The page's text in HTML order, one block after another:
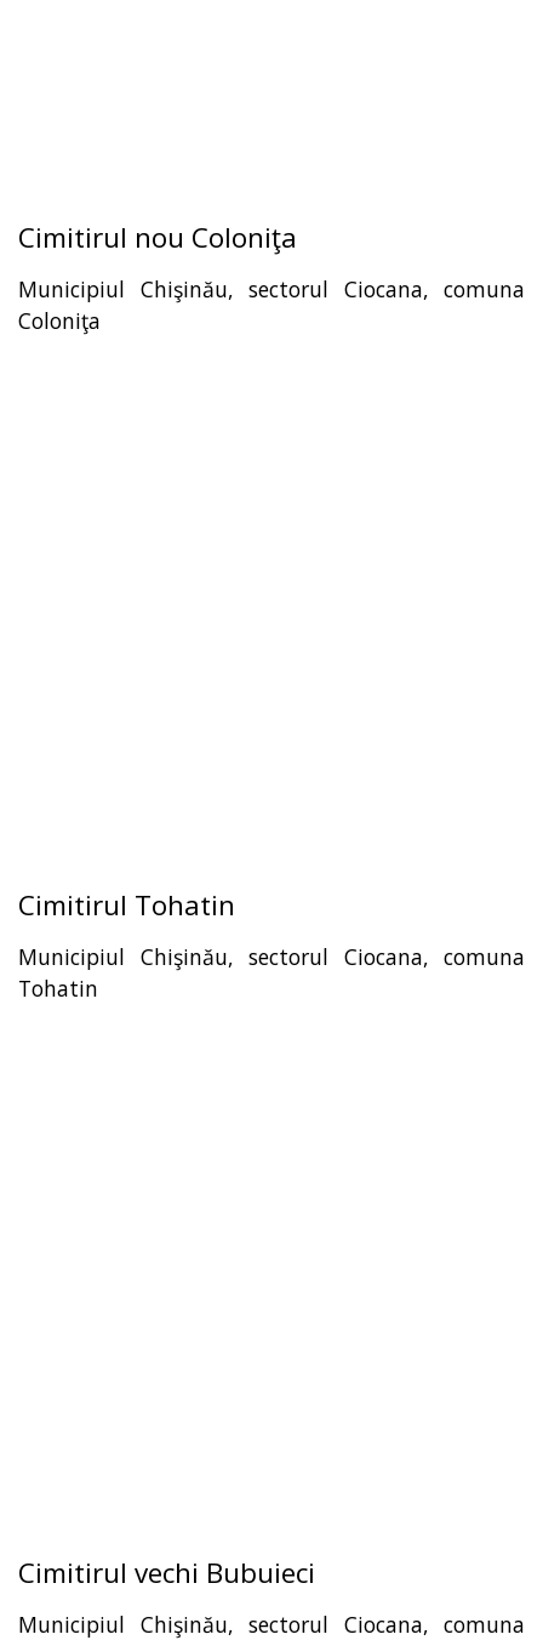
Cimitirul nou Coloniţa
Municipiul Chişinău, sectorul Ciocana, comuna
Coloniţa
Cimitirul Tohatin
Municipiul Chişinău, sectorul Ciocana, comuna
Tohatin
Cimitirul vechi Bubuieci
Municipiul Chişinău, sectorul Ciocana, comuna